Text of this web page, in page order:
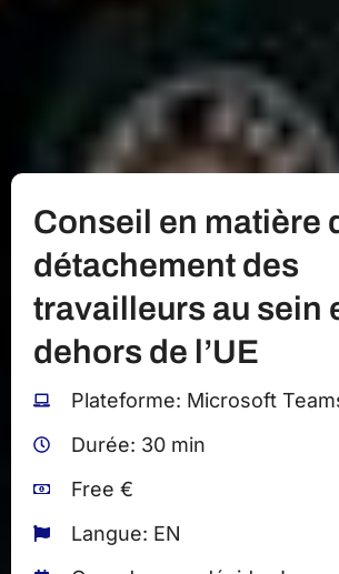
Conseil en matière
détachement des
travailleurs au sein
dehors de l’UE
Plateforme: Microsoft
Durée: 30 min
Free €
Langue: EN